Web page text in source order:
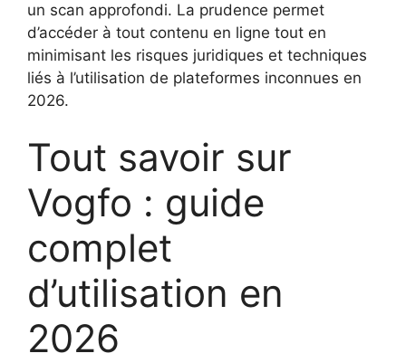
un scan approfondi. La prudence permet
d’accéder à tout contenu en ligne tout en
minimisant les risques juridiques et techniques
liés à l’utilisation de plateformes inconnues en
2026.
Tout savoir sur
Vogfo : guide
complet
d’utilisation en
2026